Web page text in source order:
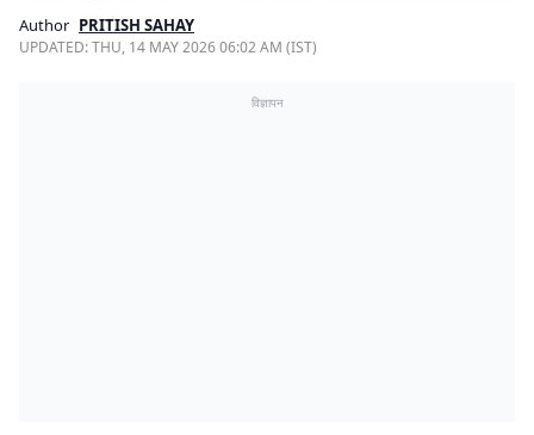
Author PRITISH SAHAY
UPDATED:THU, 14 MAY 2026 06:02 AM (IST)
विज्ञापन